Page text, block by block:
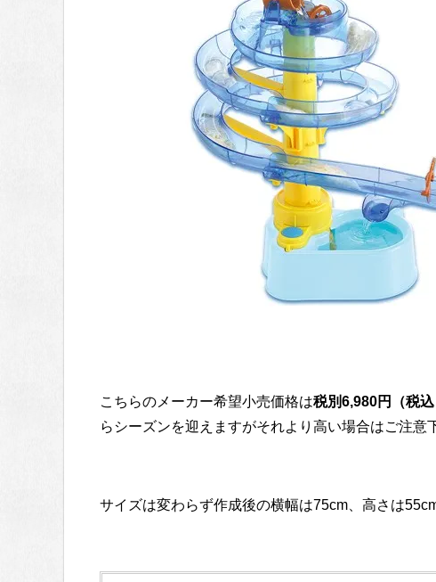
こちらのメーカー希望小売価格は税別6,980円（税込
らシーズンを迎えますがそれより高い場合はご注意
サイズは変わらず作成後の横幅は75cm、高さは